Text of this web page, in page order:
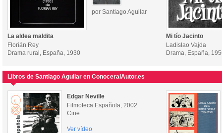
por Santiago Aguilar
La aldea maldita
Florián Rey
Drama rural, España, 1930
Mi tío Jacinto
Ladislao Vajda
Drama, España,
Libros de Santiago Aguilar en ConoceralAutor.es
Edgar Neville
Filmoteca Española, 2002
Cine
Ver vídeo